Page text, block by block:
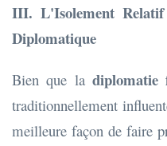
III. L'Isolement
Diplomatique
Bien que la diplomatie
traditionnellement
meilleure façon de faire